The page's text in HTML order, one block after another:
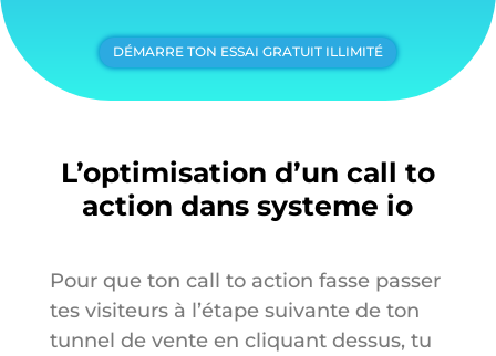
DÉMARRE TON ESSAI GRATUIT ILLIMITÉ
L’optimisation d’un call to
action dans systeme io
Pour que ton call to action fasse passer
tes visiteurs à l’étape suivante de ton
tunnel de vente en cliquant dessus, tu